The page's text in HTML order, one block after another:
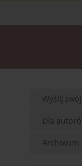
Wyślij
Dla
Archiwum